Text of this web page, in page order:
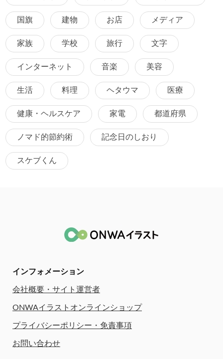
国旗 建物 お店 メディア
家族 学校 旅行 文字
インターネット 音楽 美容
生活 料理 ヘタウマ 医療
健康・ヘルスケア 家電 都道府県
ノマド的節約術 記念日のしおり
スケブくん
インフォメーション
会社概要・サイト運営者
ONWAイラストオンラインショップ
プライバシーポリシー・免責事項
お問い合わせ